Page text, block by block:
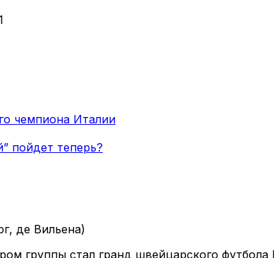
чемпиона Италии
пойдет теперь?
де Вильена)
группы стал гранд швейцарского